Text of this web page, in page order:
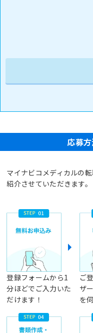
応募
マイナビコメディカルの
紹介させていただきます。
登録フォームから1
分ほどでご入力いた
だけます！
ご
ザ
を